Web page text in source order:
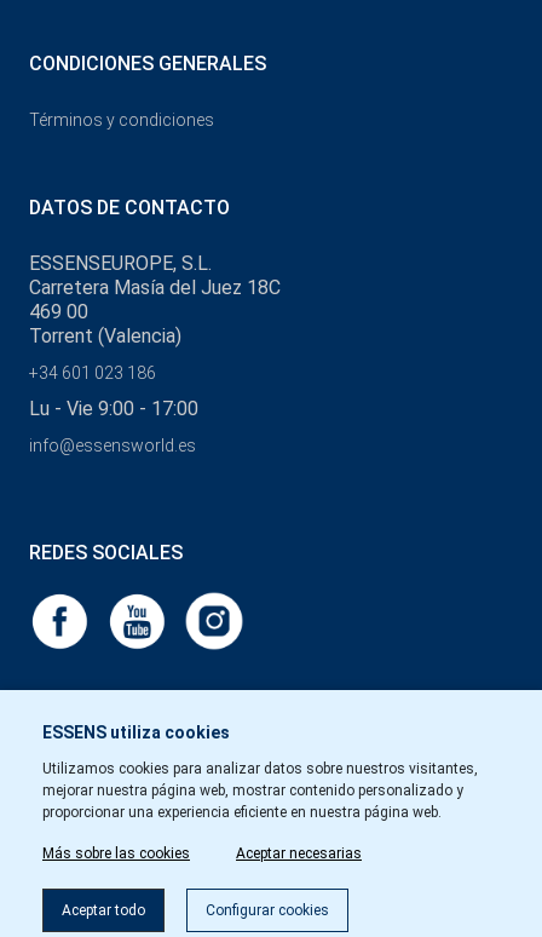
ESSENS utiliza cookies
Utilizamos cookies para analizar datos sobre nuestros visitantes,
mejorar nuestra página web, mostrar contenido personalizado y
proporcionar una experiencia eficiente en nuestra página web.
Más sobre las cookies Aceptar necesarias
Aceptar todo Configurar cookies
CONDICIONES GENERALES
Términos y condiciones
DATOS DE CONTACTO
ESSENSEUROPE, S.L.
Carretera Masía del Juez 18C
469 00
Torrent (Valencia)
+34 601 023 186
Lu - Vie 9:00 - 17:00
info@essensworld.es
REDES SOCIALES